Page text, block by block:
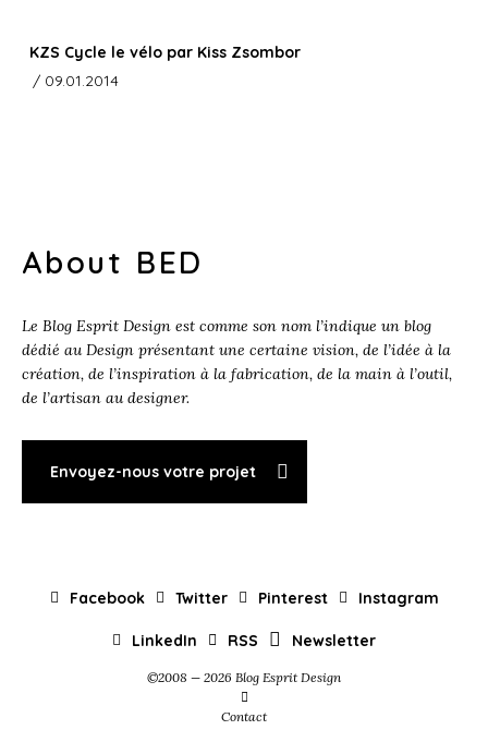
KZS Cycle le vélo par Kiss Zsombor
/ 09.01.2014
About BED
Le Blog Esprit Design est comme son nom l’indique un blog
dédié au Design présentant une certaine vision, de l’idée à la
création, de l’inspiration à la fabrication, de la main à l’outil,
de l’artisan au designer.
Envoyez-nous votre projet
Facebook Twitter Pinterest Instagram
LinkedIn RSS Newsletter
©2008 — 2026 Blog Esprit Design
Contact